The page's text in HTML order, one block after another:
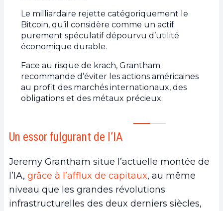
Le milliardaire rejette catégoriquement le
Bitcoin, qu’il considère comme un actif
purement spéculatif dépourvu d’utilité
économique durable.
Face au risque de krach, Grantham
recommande d’éviter les actions américaines
au profit des marchés internationaux, des
obligations et des métaux précieux.
Un essor fulgurant de l’IA
Jeremy Grantham situe l’actuelle montée de
l’IA, grâce à l’afflux de capitaux, au même
niveau que les grandes révolutions
infrastructurelles des deux derniers siècles,